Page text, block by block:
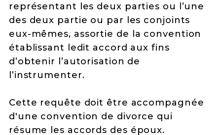
représentant les deux parties ou l’une
des deux partie ou par les conjoints
eux-mêmes, assortie de la convention
établissant ledit accord aux fins
d’obtenir l’autorisation de
l’instrumenter.
Cette requête doit être accompagnée
d'une convention de divorce qui
résume les accords des époux.